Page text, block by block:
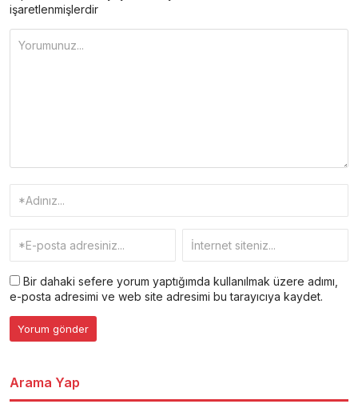
işaretlenmişlerdir
Bir dahaki sefere yorum yaptığımda kullanılmak üzere adımı,
e-posta adresimi ve web site adresimi bu tarayıcıya kaydet.
Arama Yap